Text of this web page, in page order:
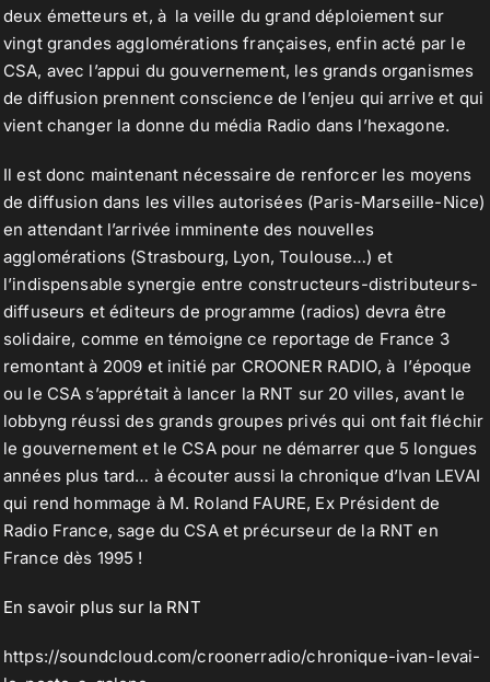
deux émetteurs et, à la veille du grand déploiement sur
vingt grandes agglomérations françaises, enfin acté par le
CSA, avec l’appui du gouvernement, les grands organismes
de diffusion prennent conscience de l’enjeu qui arrive et qui
vient changer la donne du média Radio dans l’hexagone.
Il est donc maintenant nécessaire de renforcer les moyens
de diffusion dans les villes autorisées (Paris-Marseille-Nice)
en attendant l’arrivée imminente des nouvelles
agglomérations (Strasbourg, Lyon, Toulouse…) et
l’indispensable synergie entre constructeurs-distributeurs-
diffuseurs et éditeurs de programme (radios) devra être
solidaire, comme en témoigne ce reportage de France 3
remontant à 2009 et initié par CROONER RADIO, à l’époque
ou le CSA s’apprétait à lancer la RNT sur 20 villes, avant le
lobbyng réussi des grands groupes privés qui ont fait fléchir
le gouvernement et le CSA pour ne démarrer que 5 longues
années plus tard… à écouter aussi la chronique d’Ivan LEVAI
qui rend hommage à M. Roland FAURE, Ex Président de
Radio France, sage du CSA et précurseur de la RNT en
France dès 1995 !
En savoir plus sur la RNT
https://soundcloud.com/croonerradio/chronique-ivan-levai-